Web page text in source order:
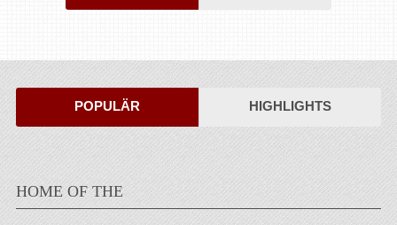
POPULÄR HIGHLIGHTS
HOME OF THE